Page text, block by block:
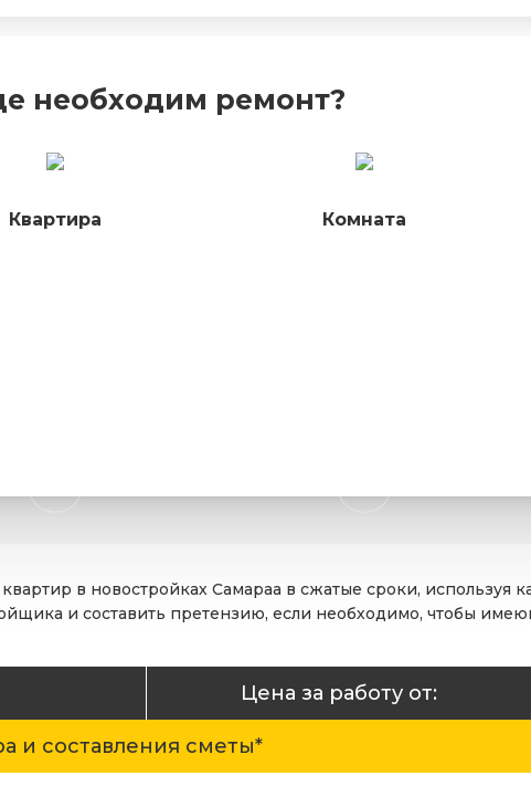
необходим ремонт?
Квартира Комната
в новостройках Самараа в сжатые сроки, используя
и составить претензию, если необходимо, чтобы
Цена за работу от:
и составления сметы*